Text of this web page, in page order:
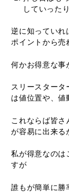
していった
逆に知っていれ
ポイントから売
何かお得意な事
スリースター
は値位置や、値
これならば皆
が容易に出来る
私が得意なのは
すが
誰もが簡単に勝